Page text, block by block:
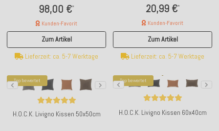
98,00 €*
Kunden-Favorit
Zum Artikel
Lieferzeit: ca. 5-7 Werktage
20,99 €*
Kunden-Favorit
Zum Artikel
Lieferzeit: ca. 5-7 Werktage
Top bewertet
H.O.C.K. Livigno Kissen 50x50cm
Top bewertet
H.O.C.K. Livigno Kissen 60x40cm